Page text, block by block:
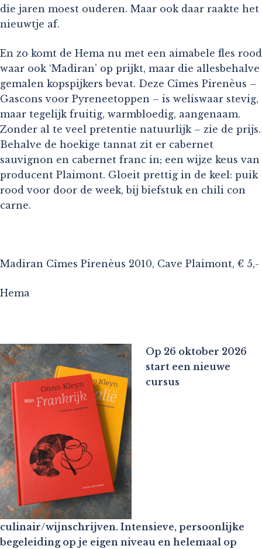
die jaren moest ouderen. Maar ook daar raakte het
nieuwtje af.
En zo komt de Hema nu met een aimabele fles rood
waar ook ‘Madiran’ op prijkt, maar die allesbehalve
gemalen kopspijkers bevat. Deze Cîmes Pirenèus –
Gascons voor Pyreneetoppen – is weliswaar stevig,
maar tegelijk fruitig, warmbloedig, aangenaam.
Zonder al te veel pretentie natuurlijk – zie de prijs.
Behalve de hoekige tannat zit er cabernet
sauvignon en cabernet franc in; een wijze keus van
producent Plaimont. Gloeit prettig in de keel: puik
rood voor door de week, bij biefstuk en chili con
carne.
Madiran Cîmes Pirenèus 2010, Cave Plaimont, € 5,-
Hema
Op 26 oktober 2026
start een nieuwe
cursus
culinair/wijnschrijven. Intensieve, persoonlijke
begeleiding op je eigen niveau en helemaal op